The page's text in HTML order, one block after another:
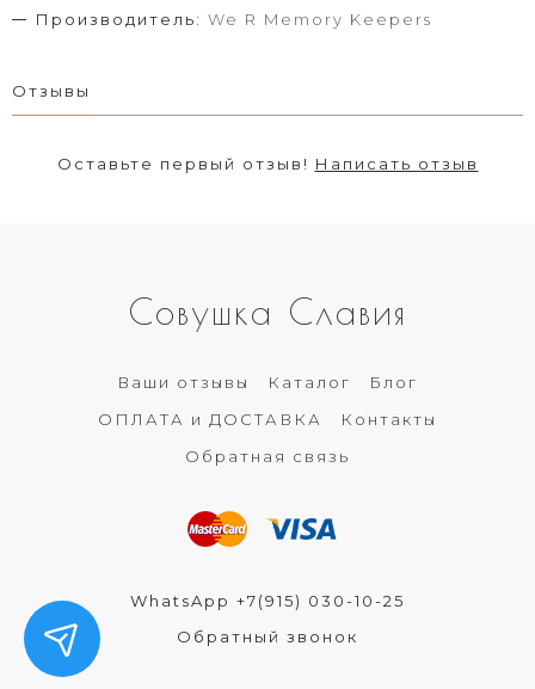
Производитель: We R Memory Keepers
Отзывы
Оставьте первый отзыв! Написать отзыв
Совушка Славия
Ваши отзывы Каталог
Блог
ОПЛАТА и ДОСТАВКА
Контакты
Обратная связь
WhatsApp +7(915) 030-10-25
Обратный звонок